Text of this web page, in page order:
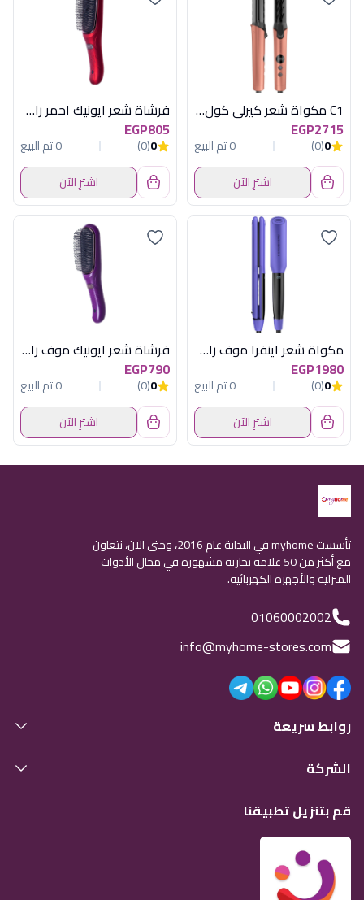
C1 مكواة شعر كيرلى كول روز جولد راش براش
EGP2715
0
(0)
0 تم البيع
اشترِ الآن
فرشاة شعر ايونيك احمر راش براش
EGP805
0
(0)
0 تم البيع
اشترِ الآن
مكواة شعر اينفرا موف راش براش
EGP1980
0
(0)
0 تم البيع
اشترِ الآن
فرشاة شعر ايونيك موف راش براش
EGP790
0
(0)
0 تم البيع
اشترِ الآن
تأسست myhome في البداية عام 2016، وحتى الآن، نتعاون
مع أكثر من 50 علامة تجارية مشهورة في مجال الأدوات
المنزلية والأجهزة الكهربائية.
01060002002
info@myhome-stores.com
روابط سريعة
الشركة
قم بتنزيل تطبيقنا